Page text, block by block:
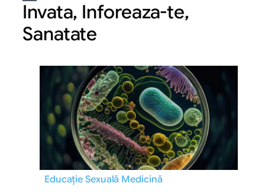
Invata, Inforeaza-te,
Sanatate
Educație Sexuală Medicină